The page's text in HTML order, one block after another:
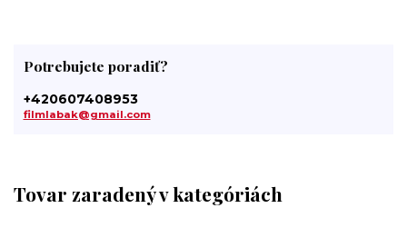
Tovar zaradený v kategóriách
Potrebujete poradiť?
+420607408953
filmlabak@gmail.com